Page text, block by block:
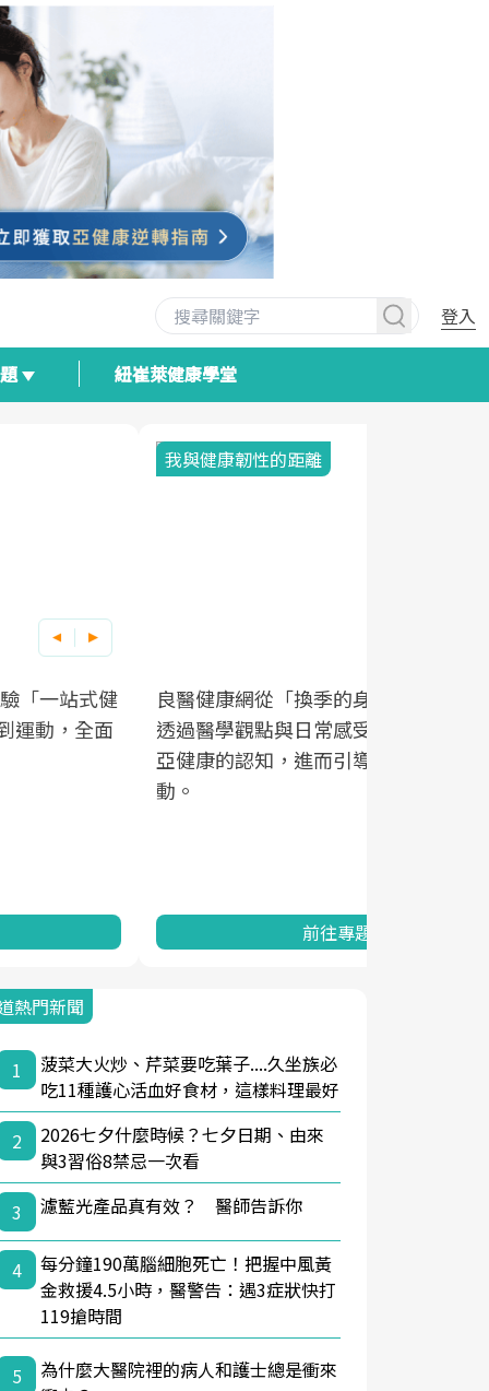
登入
紐崔萊健康學堂
醫健康網從「換季的身體變化」出發，
過醫學觀點與日常感受的對話，建立對
健康的認知，進而引導實際的改善行
熱門新聞
1
菠菜大火炒、芹菜要吃葉子....久坐族必
吃11種護心活血好食材，這樣料理最好
2
2026七夕什麼時候？七夕日期、由來
與3習俗8禁忌一次看
3
濾藍光產品真有效？ 醫師告訴你
4
每分鐘190萬腦細胞死亡！把握中風黃
金救援4.5小時，醫警告：遇3症狀快打
119搶時間
5
為什麼大醫院裡的病人和護士總是衝來